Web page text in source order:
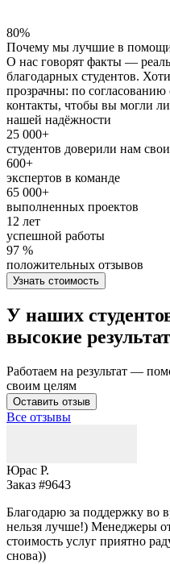
80%
Почему мы лучшие в помощи
О нас говорят факты —
благодарных студентов.
прозрачны: по согласованию
контакты, чтобы вы могли
нашей надёжности
25 000+
студентов доверили нам свои
600+
экспертов в команде
65 000+
выполненных проектов
12 лет
успешной работы
97 %
положительных отзывов
Узнать стоимость
У наших
высокие
Работаем на результат —
своим целям
Оставить отзыв
Все отзывы
Юрас Р.
Заказ #9643
Благодарю за поддержку во
нельзя лучше!) Менеджеры
стоимость услуг приятно
снова))